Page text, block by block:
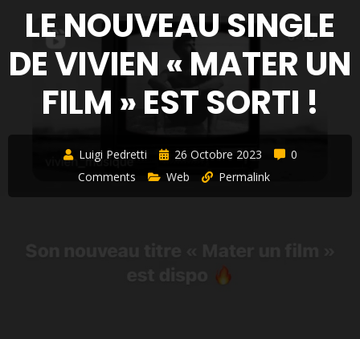
LE NOUVEAU SINGLE
DE VIVIEN « MATER UN
FILM » EST SORTI !
Luigi Pedretti 26 Octobre 2023
0
Comments
Web Permalink